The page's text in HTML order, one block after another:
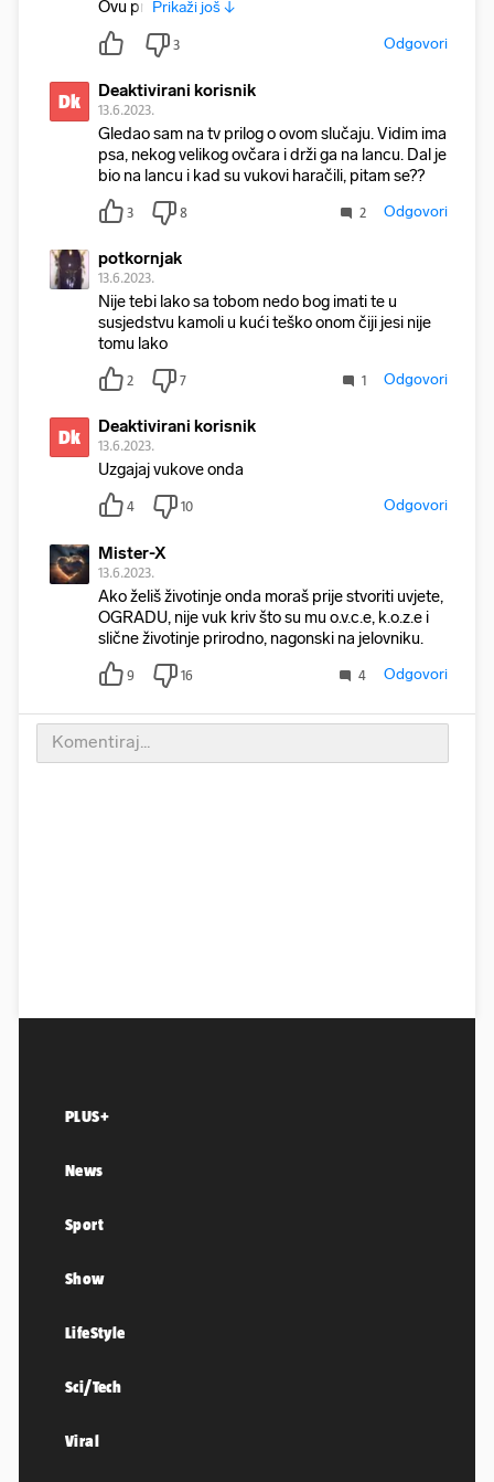
Ovu pri Prikaži još ↓
3 Odgovori
Dk Deaktivirani korisnik
13.6.2023.
Gledao sam na tv prilog o ovom slučaju. Vidim ima
psa, nekog velikog ovčara i drži ga na lancu. Dal je
bio na lancu i kad su vukovi haračili, pitam se??
3 8 2 Odgovori
potkornjak
13.6.2023.
Nije tebi lako sa tobom nedo bog imati te u
susjedstvu kamoli u kući teško onom čiji jesi nije
tomu lako
2 7 1 Odgovori
Dk Deaktivirani korisnik
13.6.2023.
Uzgajaj vukove onda
4 10 Odgovori
Mister-X
13.6.2023.
Ako želiš životinje onda moraš prije stvoriti uvjete,
OGRADU, nije vuk kriv što su mu o.v.c.e, k.o.z.e i
slične životinje prirodno, nagonski na jelovniku.
9 16 4 Odgovori
PLUS+
News
Sport
Show
LifeStyle
Sci/Tech
Viral